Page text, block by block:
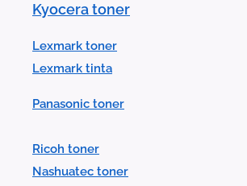
Kyocera toner
Lexmark toner
Lexmark tinta
Panasonic toner
Ricoh toner
Nashuatec toner